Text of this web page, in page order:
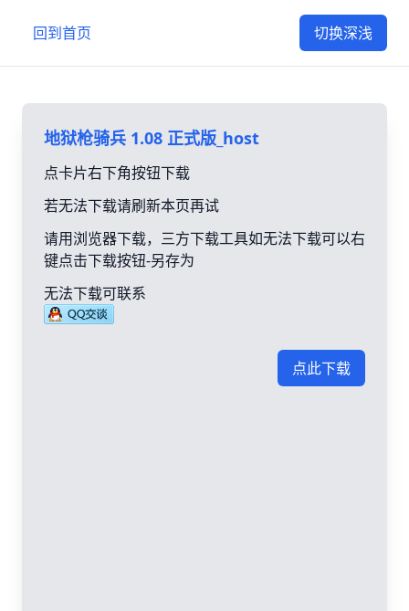
回到首页 切换深浅
地狱枪骑兵 1.08 正式版_host
点卡片右下角按钮下载
若无法下载请刷新本页再试
请用浏览器下载，三方下载工具如无法下载可以右
键点击下载按钮-另存为
无法下载可联系
点此下载